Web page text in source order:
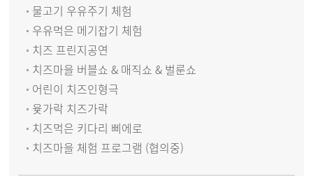
물고기 우유주기 체험
우유먹은 메기잡기 체험
치즈 프린지공연
치즈마을 버블쇼 & 매직쇼 & 벌룬쇼
어린이 치즈인형극
윷가락 치즈가락
치즈먹은 키다리 삐에로
치즈마을 체험 프로그램 (협의중)